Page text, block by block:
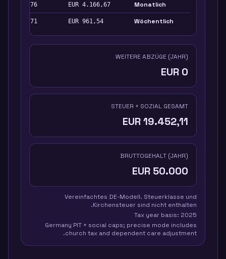
Monatlich
4.166,67
EUR
739,76
Wöchentlich
961,54
EUR
170,71
WEITERE ABZÜGE (JAHR)
0
EUR
STEUER + SOZIAL GESAMT
19.452,11
EUR
BRUTTOGEHALT (JAHR)
50.000
EUR
Vereinfachtes DE-Modell. Steuerklasse und
Kirchensteuer sind nicht enthalten.
Tax year basis: 2025
Germany PIT + social caps; precise mode includes
church tax and dependent care adjustment.